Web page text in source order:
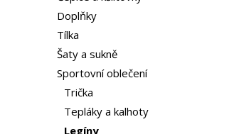
Doplňky
Tílka
Šaty a sukně
Sportovní oblečení
Trička
Tepláky a kalhoty
Legíny